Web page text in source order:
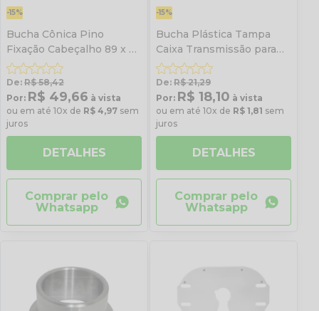
-15%
Bucha Cônica Pino
Fixação Cabeçalho 89 x 51
x 111,2 Cambão
De: R$ 58,42
Por: R$ 49,66 à vista
ou em até 10x de R$ 4,97 sem
juros
DETALHES
Comprar pelo
Whatsapp
-15%
Bucha Plástica Tampa
Caixa Transmissão para
Pé Mecânico Jost
De: R$ 21,29
Por: R$ 18,10 à vista
ou em até 10x de R$ 1,81 sem
juros
DETALHES
Comprar pelo
Whatsapp